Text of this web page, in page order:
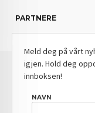
PARTNERE
FRAKT
Meld deg på vårt
igjen. Hold deg
innboksen!
NAVN